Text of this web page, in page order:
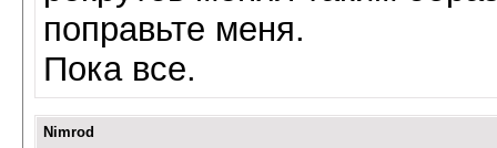
поправьте меня.
Пока все.
Nimrod